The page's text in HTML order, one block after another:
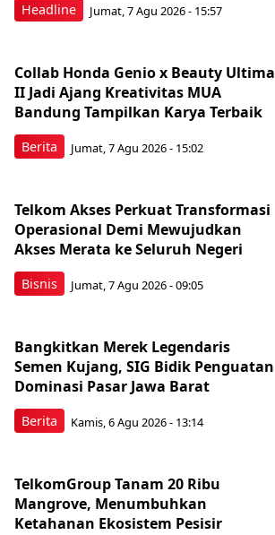
Headline Jumat, 7 Agu 2026 - 15:57
Berita
Collab Honda Genio x Beauty Ultima
II Jadi Ajang Kreativitas MUA
Bandung Tampilkan Karya Terbaik
Jumat, 7 Agu 2026 - 15:02
Bisnis
Telkom Akses Perkuat Transformasi
Operasional Demi Mewujudkan
Akses Merata ke Seluruh Negeri
Jumat, 7 Agu 2026 - 09:05
Berita
Bangkitkan Merek Legendaris
Semen Kujang, SIG Bidik Penguatan
Dominasi Pasar Jawa Barat
Kamis, 6 Agu 2026 - 13:14
TelkomGroup Tanam 20 Ribu
Mangrove, Menumbuhkan
Ketahanan Ekosistem Pesisir